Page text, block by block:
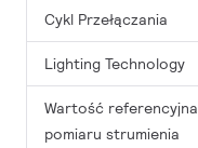
Cykl Przełączania
Lighting Technology
Wartość referencyjna
pomiaru strumienia